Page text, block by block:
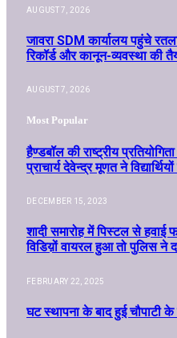
AUGUST 7, 2026
जावरा SDM कार्यालय पहुंचे
रिकॉर्ड और कानून-व्यवस्था की
AUGUST 7, 2026
Most Popular
हैण्डबॉल की राष्ट्रीय
प्राचार्य देवेन्द्र मूणत ने
DECEMBER 15, 2023
शादी समारोह में पिस्टल से हवाई
विडिय़ों वायरल हुआ तो पुलिस ने
FEBRUARY 22, 2025
घट स्थापना के बाद हुई चौपाटी के